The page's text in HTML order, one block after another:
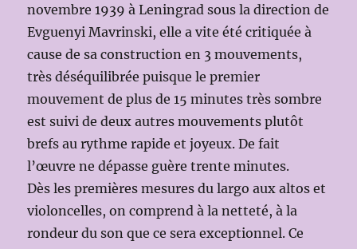
novembre 1939 à Leningrad sous la direction de
Evguenyi Mavrinski, elle a vite été critiquée à
cause de sa construction en 3 mouvements,
très déséquilibrée puisque le premier
mouvement de plus de 15 minutes très sombre
est suivi de deux autres mouvements plutôt
brefs au rythme rapide et joyeux. De fait
l’œuvre ne dépasse guère trente minutes.
Dès les premières mesures du largo aux altos et
violoncelles, on comprend à la netteté, à la
rondeur du son que ce sera exceptionnel. Ce